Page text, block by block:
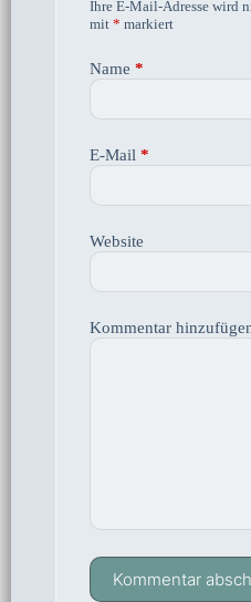
Ihre E-Mail-Adresse wird
mit * markiert
Name *
E-Mail *
Website
Kommentar
Kommentar